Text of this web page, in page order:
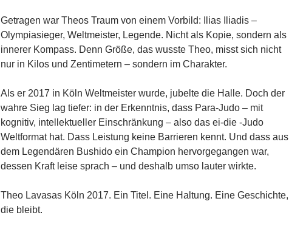
Getragen war Theos Traum von einem Vorbild: Ilias Iliadis –
Olympiasieger, Weltmeister, Legende. Nicht als Kopie, sondern als
innerer Kompass. Denn Größe, das wusste Theo, misst sich nicht
nur in Kilos und Zentimetern – sondern im Charakter.
Als er 2017 in Köln Weltmeister wurde, jubelte die Halle. Doch der
wahre Sieg lag tiefer: in der Erkenntnis, dass Para-Judo – mit
kognitiv, intellektueller Einschränkung – also das ei-die -Judo
Weltformat hat. Dass Leistung keine Barrieren kennt. Und dass aus
dem Legendären Bushido ein Champion hervorgegangen war,
dessen Kraft leise sprach – und deshalb umso lauter wirkte.
Theo Lavasas Köln 2017. Ein Titel. Eine Haltung. Eine Geschichte,
die bleibt.